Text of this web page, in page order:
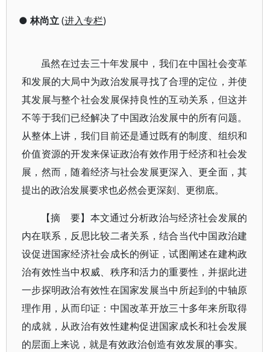
●林尚立(进入专栏)
虽然在过去三十年发展中，我们在中国社会变革
和发展的大局中为政治发展寻找了合理的定位，并使
其发展与整个社会发展保持良性的互动关系，但这并
不等于我们已经解决了中国政治发展中的所有问题。
从整体上讲，我们目前还是通过既有的制度、组织和
价值资源的开发来保证政治有效作用于经济和社会发
展，然而，随着经济与社会发展更深入、更全面，其
提出的政治发展要求也必然会更深刻、更彻底。
【摘 要】本文通过分析政治与经济社会发展的
内在联系，反思比较二者关系，结合当代中国政治建
设促进国家经济社会成长的例证，试图阐述在建构政
治有效性当中权威、秩序和活力的重要性，并据此进
一步探明政治有效性在国家发展当中所起到的中轴原
理作用，从而印证：中国改革开放三十多年来所取得
的成就，从政治有效性建构促进国家成长和社会发展
的层面上来说，就是有效政治创造有效发展的事实。